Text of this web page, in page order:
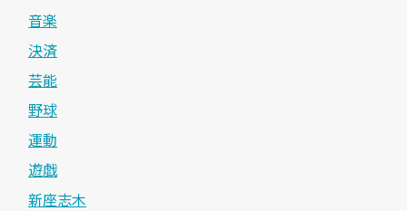
音楽
決済
芸能
野球
運動
遊戯
新座志木